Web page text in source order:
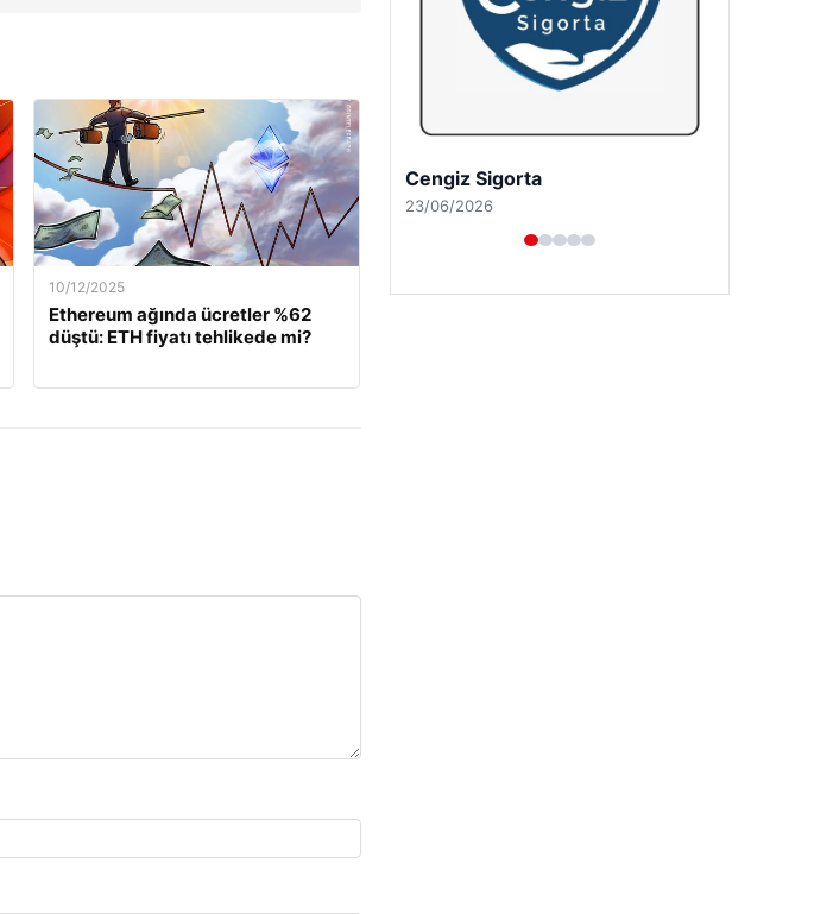
10/12/2025
Ethereum ağında ücretler %62
düştü: ETH fiyatı tehlikede mi?
Hastaş Beton
26/05/2026